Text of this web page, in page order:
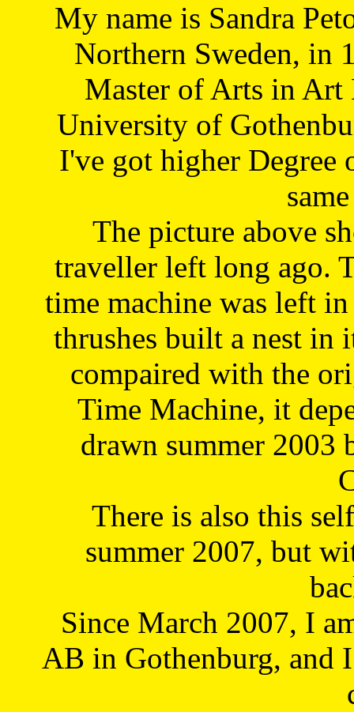
My name is Sandra
Northern Sweden, in
Master of Arts in Art
University of
I've got higher Degree
The picture above
traveller left long ago.
time machine was left
thrushes built a nest in
compaired with the
Time Machine, it
drawn summer 2003
There is also this
summer 2007, but
Since March 2007, I
AB in Gothenburg, and